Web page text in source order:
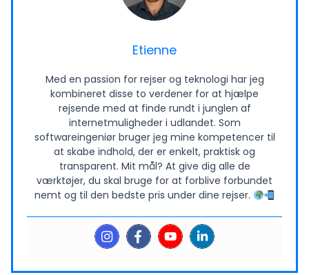
Etienne
Med en passion for rejser og teknologi har jeg
kombineret disse to verdener for at hjælpe
rejsende med at finde rundt i junglen af
internetmuligheder i udlandet. Som
softwareingeniør bruger jeg mine kompetencer til
at skabe indhold, der er enkelt, praktisk og
transparent. Mit mål? At give dig alle de
værktøjer, du skal bruge for at forblive forbundet
nemt og til den bedste pris under dine rejser.